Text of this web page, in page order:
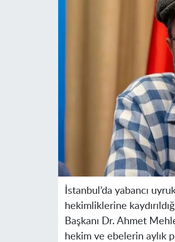
İstanbul’da yabancı
hekimliklerine
Başkanı Dr. Ahmet
hekim ve ebelerin aylık